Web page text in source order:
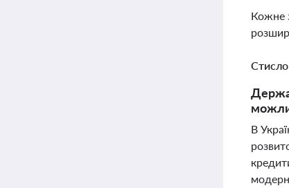
Кожне
В